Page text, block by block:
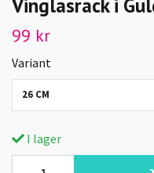
99 kr
Variant
26 CM
I lager